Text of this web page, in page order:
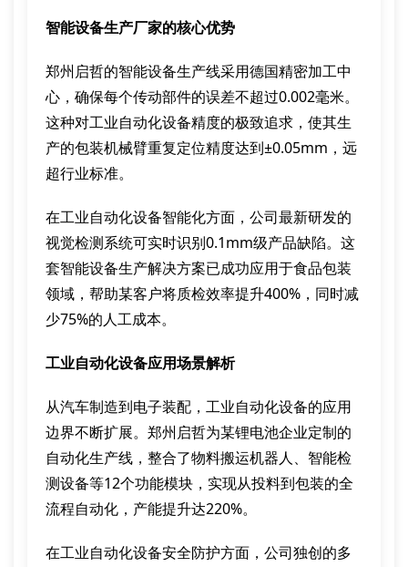
智能设备生产厂家的核心优势
郑州启哲的智能设备生产线采用德国精密加工中
心，确保每个传动部件的误差不超过0.002毫米。
这种对工业自动化设备精度的极致追求，使其生
产的包装机械臂重复定位精度达到±0.05mm，远
超行业标准。
在工业自动化设备智能化方面，公司最新研发的
视觉检测系统可实时识别0.1mm级产品缺陷。这
套智能设备生产解决方案已成功应用于食品包装
领域，帮助某客户将质检效率提升400%，同时减
少75%的人工成本。
工业自动化设备应用场景解析
从汽车制造到电子装配，工业自动化设备的应用
边界不断扩展。郑州启哲为某锂电池企业定制的
自动化生产线，整合了物料搬运机器人、智能检
测设备等12个功能模块，实现从投料到包装的全
流程自动化，产能提升达220%。
在工业自动化设备安全防护方面，公司独创的多